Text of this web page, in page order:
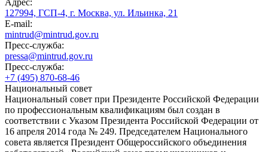
Адрес:
127994, ГСП-4, г. Москва, ул. Ильинка, 21
E-mail:
mintrud@mintrud.gov.ru
Пресс-служба:
pressa@mintrud.gov.ru
Пресс-служба:
+7 (495) 870-68-46
Национальный совет
Национальный совет при Президенте Российской Федерации
по профессиональным квалификациям был создан в
соответствии с Указом Президента Российской Федерации от
16 апреля 2014 года № 249. Председателем Национального
совета является Президент Общероссийского объединения